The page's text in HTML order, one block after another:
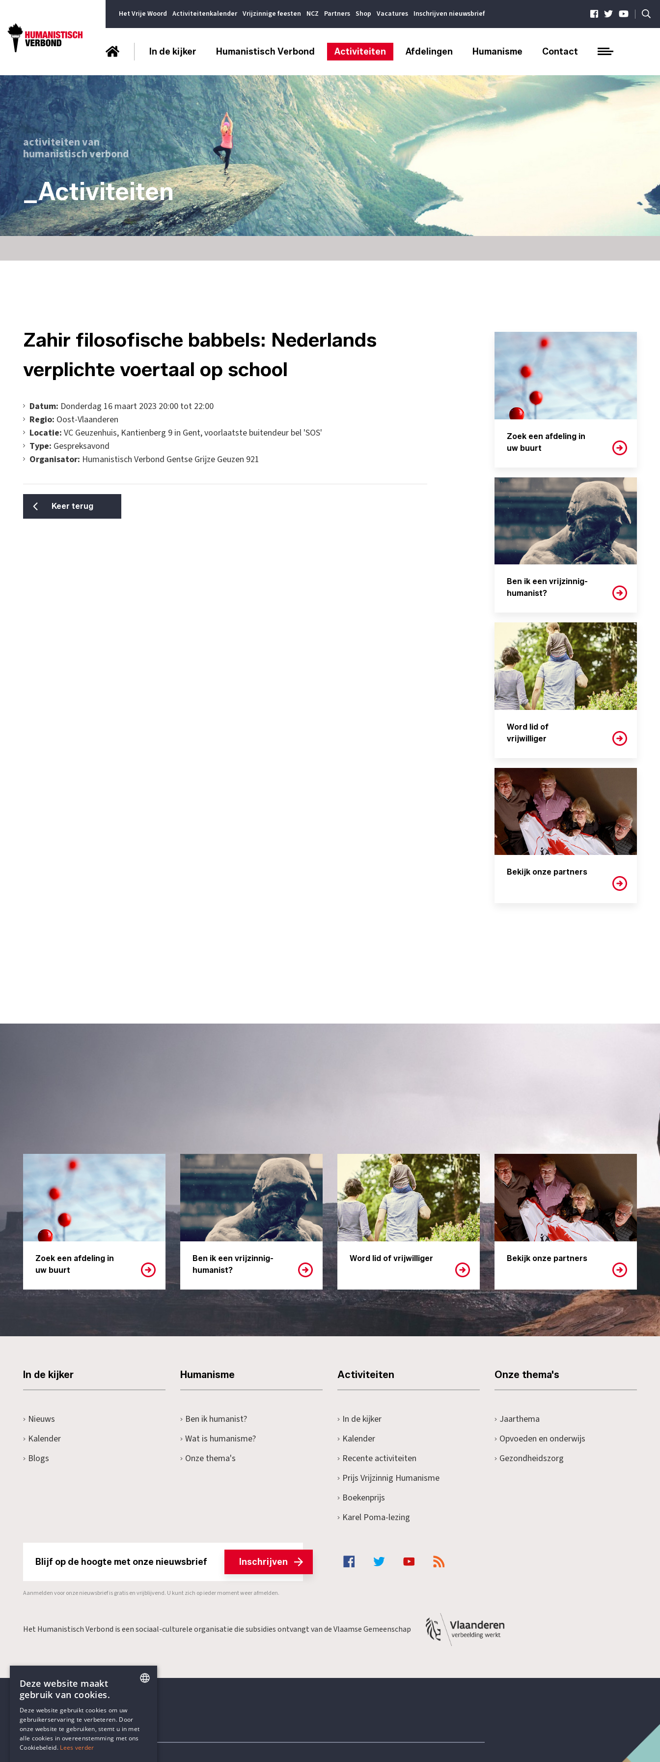
Het Vrije Woord Activiteitenkalender Vrijzinnige feesten NCZ Partners Shop Vacatures Inschrijven nieuwsbrief |
In de kijker Humanistisch Verbond Activiteiten Afdelingen Humanisme Contact
activiteiten van
humanistisch verbond
_Activiteiten
Zahir filosofische babbels: Nederlands
verplichte voertaal op school
Datum: Donderdag 16 maart 2023 20:00 tot 22:00
Regio: Oost-Vlaanderen
Locatie: VC Geuzenhuis, Kantienberg 9 in Gent, voorlaatste buitendeur bel 'SOS'
Type: Gespreksavond
Organisator: Humanistisch Verbond Gentse Grijze Geuzen 921
Keer terug
Zoek een afdeling in
uw buurt
Ben ik een vrijzinnig-
humanist?
Word lid of
vrijwilliger
Bekijk onze partners
Zoek een afdeling in
uw buurt
Ben ik een vrijzinnig-
humanist?
Word lid of vrijwilliger Bekijk onze partners
In de kijker
Nieuws
Kalender
Blogs
Humanisme
Ben ik humanist?
Wat is humanisme?
Onze thema's
Activiteiten
In de kijker
Kalender
Recente activiteiten
Prijs Vrijzinnig Humanisme
Boekenprijs
Karel Poma-lezing
Onze thema's
Jaarthema
Opvoeden en onderwijs
Gezondheidszorg
Blijf op de hoogte met onze nieuwsbrief Inschrijven
Aanmelden voor onze nieuwsbrief is gratis en vrijblijvend. U kunt zich op ieder moment weer afmelden.
Het Humanistisch Verbond is een sociaal-culturele organisatie die subsidies ontvangt van de Vlaamse Gemeenschap
Contactgegevens
DUTCH
Deze website maakt
gebruik van cookies.
Deze website gebruikt cookies om uw
gebruikerservaring te verbeteren. Door
onze website te gebruiken, stemt u in met
alle cookies in overeenstemming met ons
Cookiebeleid. Lees verder